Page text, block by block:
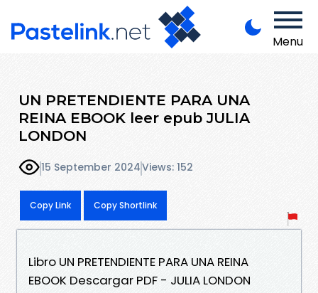
Menu
UN PRETENDIENTE PARA UNA
REINA EBOOK leer epub JULIA
LONDON
15 September 2024Views: 152
Copy Link Copy Shortlink
Libro UN PRETENDIENTE PARA UNA REINA
EBOOK Descargar PDF - JULIA LONDON